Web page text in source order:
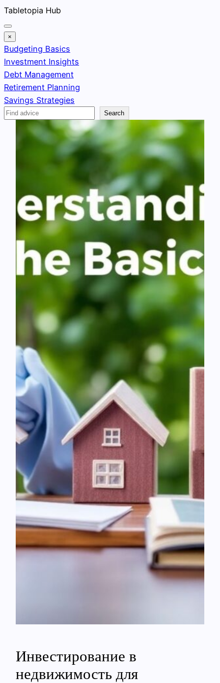
Skip
to
content
Tabletopia Hub
×
Budgeting Basics
Investment Insights
Debt Management
Retirement Planning
Savings Strategies
Search
Search
Инвестирование в
недвижимость для